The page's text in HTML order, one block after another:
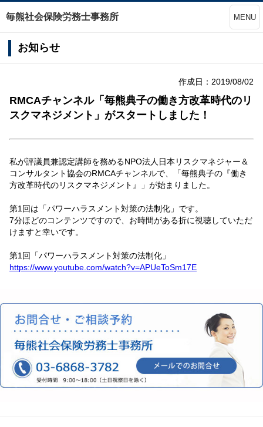
毎熊社会保険労務士事務所 MENU
お知らせ
作成日：2019/08/02
RMCAチャンネル「毎熊典子の働き方改革時代のリ
スクマネジメント」がスタートしました！
私が評議員兼認定講師を務めるNPO法人日本リスクマネジャー＆
コンサルタント協会のRMCAチャンネルで、「毎熊典子の『働き
方改革時代のリスクマネジメント』」が始まりました。
第1回は「パワーハラスメント対策の法制化」です。
7分ほどのコンテンツですので、お時間がある折に視聴していただ
けますと幸いです。
第1回「パワーハラスメント対策の法制化」
https://www.youtube.com/watch?v=APUeToSm17E